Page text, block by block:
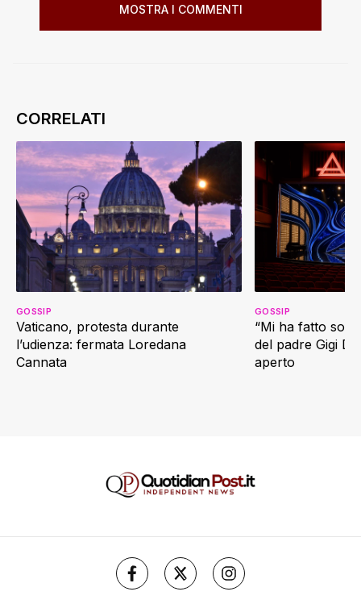
MOSTRA I COMMENTI
Vaticano, protesta durante
l’udienza: fermata Loredana
Cannata
GOSSIP
“Mi ha fatto
del padre Gigi
aperto
GOSSIP